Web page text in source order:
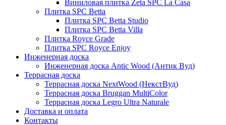
Виниловая плитка Zeta SPC La Casa
Плитка SPC Betta
Плитка SPC Betta Studio
Плитка SPC Betta Villa
Плитка Royce Grade
Плитка SPC Royce Enjoy
Инженерная доска
Инженерная доска Antic Wood (Антик Вуд)
Террасная доска
Террасная доска NextWood (НекстВуд)
Террасная доска Bruggan MultiColor
Террасная доска Legro Ultra Naturale
Доставка и оплата
Контакты